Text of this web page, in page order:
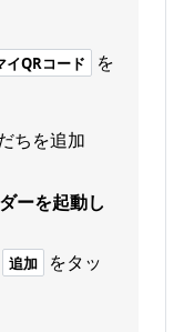
イQRコード
を
ちを追加
ーを起動し
追加
をタッ